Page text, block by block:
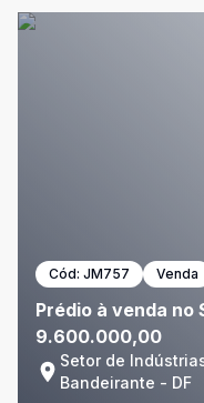
Cód: JM757 Venda
Prédio à venda no
9.600.000,00
Setor de
Bandeirante - DF